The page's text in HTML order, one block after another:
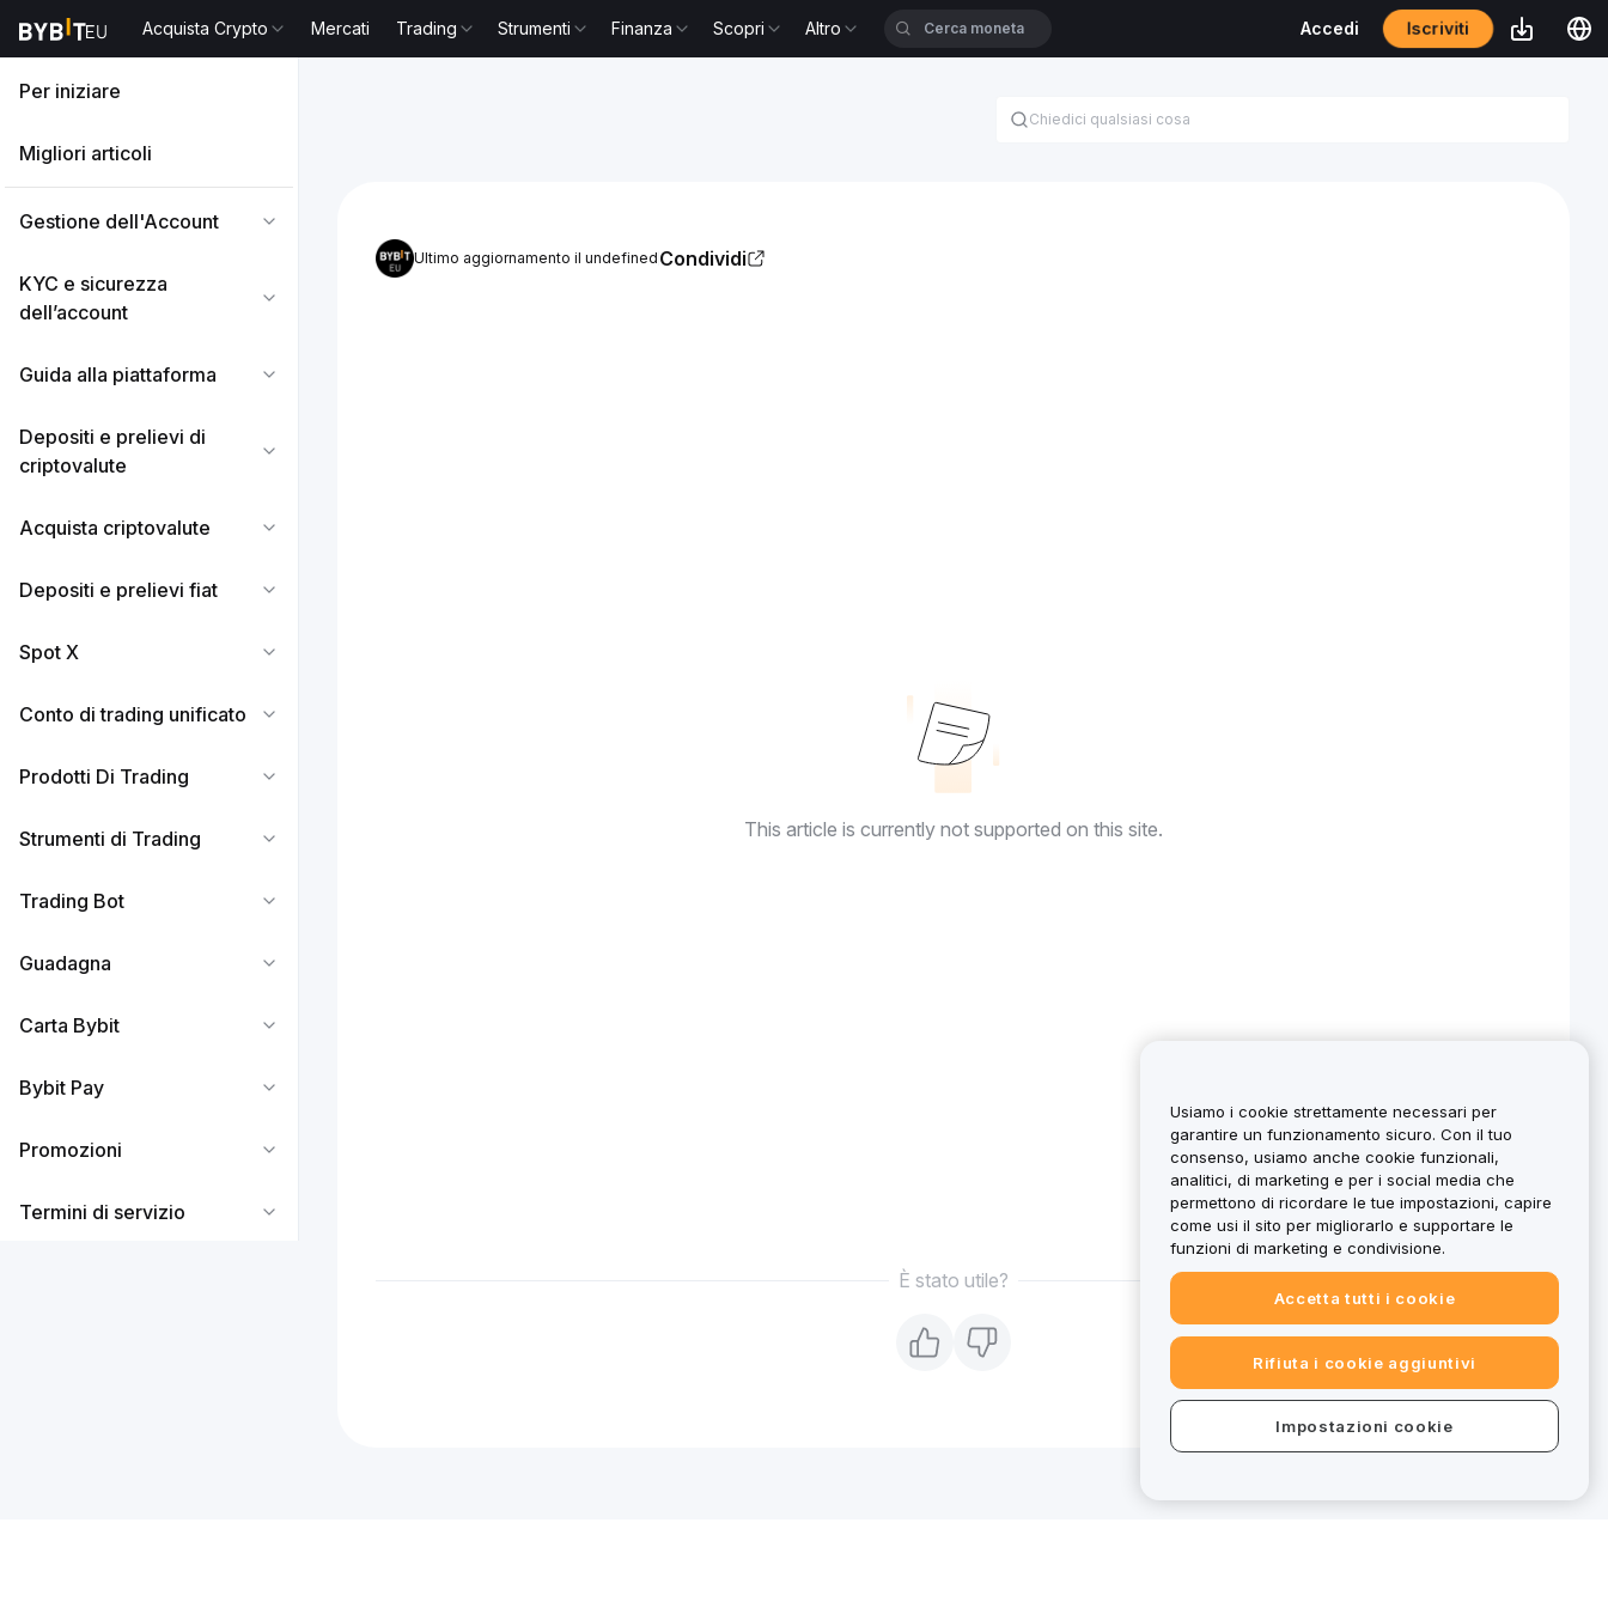
Acquista Crypto Mercati Trading Strumenti Finanza Scopri Altro Accedi Iscriviti
Per iniziare
Migliori articoli
Gestione dell'Account
KYC e sicurezza
dell’account
Guida alla piattaforma
Depositi e prelievi di
criptovalute
Acquista criptovalute
Depositi e prelievi fiat
Spot X
Conto di trading unificato
Prodotti Di Trading
Strumenti di Trading
Trading Bot
Guadagna
Carta Bybit
Bybit Pay
Promozioni
Termini di servizio
Ultimo aggiornamento il undefined Condividi
This article is currently not supported on this site.
È stato utile?
Usiamo i cookie strettamente necessari per
garantire un funzionamento sicuro. Con il tuo
consenso, usiamo anche cookie funzionali,
analitici, di marketing e per i social media che
permettono di ricordare le tue impostazioni, capire
come usi il sito per migliorarlo e supportare le
funzioni di marketing e condivisione.
Accetta tutti i cookie
Rifiuta i cookie aggiuntivi
Impostazioni cookie